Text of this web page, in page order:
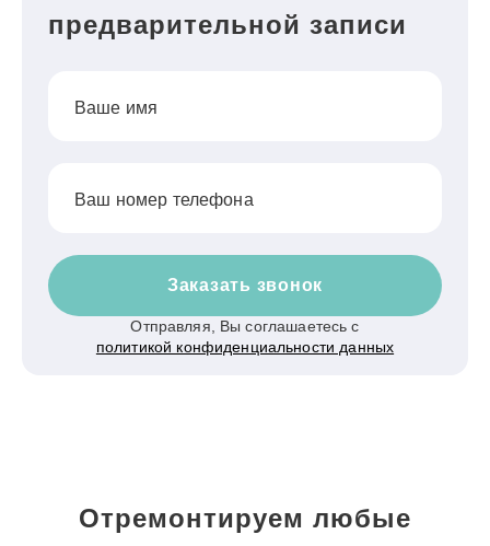
предварительной записи
Ваше имя
Ваш номер телефона
Заказать звонок
Отправляя, Вы соглашаетесь с
политикой конфиденциальности данных
Отремонтируем любые